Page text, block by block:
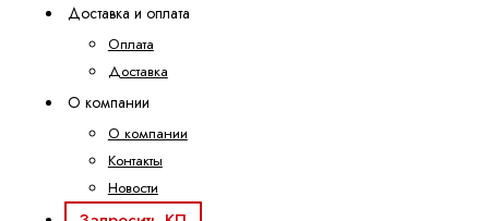
Доставка и оплата
Оплата
Доставка
О компании
О компании
Контакты
Новости